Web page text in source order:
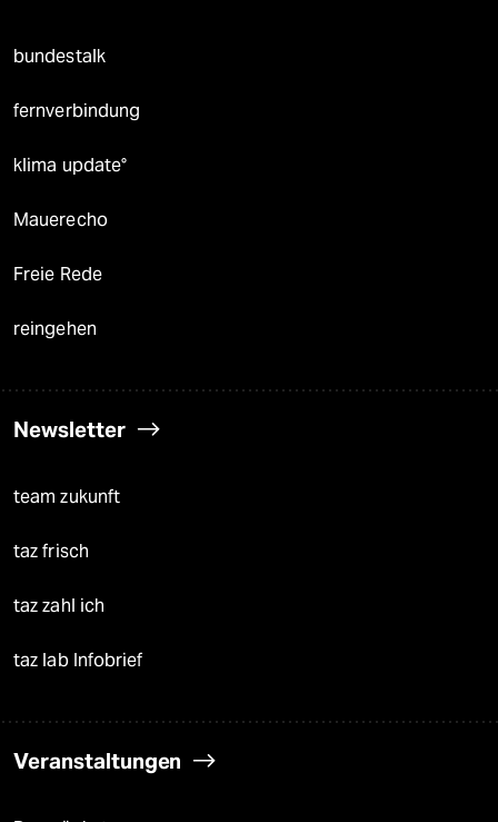
bundestalk
fernverbindung
klima update°
Mauerecho
Freie Rede
reingehen
Newsletter
team zukunft
taz frisch
taz zahl ich
taz lab Infobrief
Veranstaltungen